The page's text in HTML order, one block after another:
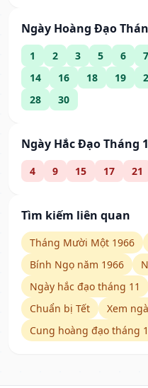
Ngày Hoàng Đạo
1 2 3 5 6 7
14
16 18 19
28
30
Ngày Hắc Đạo Tháng
4 9 15 17 21
Tìm kiếm liên quan
Tháng Mười Một 1966
Bính Ngọ năm 1966
Ngày hắc đạo tháng 11
Chuẩn bị Tết
Xem
Cung hoàng đạo tháng